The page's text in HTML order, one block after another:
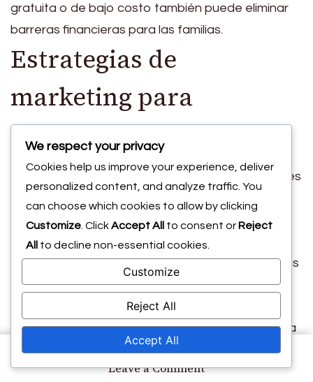
Leave a Commenton
gratuita o de bajo costo también puede eliminar
barreras financieras para las familias.
Estrategias de
marketing para
festivales grassroots
Las estrategias de marketing efectivas son vitales
FIFA. Se puede emplear publicidad dirigida para
alcanzar demografías específicas dentro de la
comunidad, como familias con niños o entusiastas
locales del deporte. Utilizar periódicos locales,
estaciones de radio y tablones comunitarios
puede ayudar a difundir la información de manera
efectiva.
Las asociaciones con escuelas pueden amplificar
We respect your privacy
Cookies help us improve your experience, deliver
personalized content, and analyze traffic. You
can choose which cookies to allow by clicking
Customize . ClickAccept All to consent or Reject
All
to decline non-essential cookies.
Customize
Reject All
Accept All